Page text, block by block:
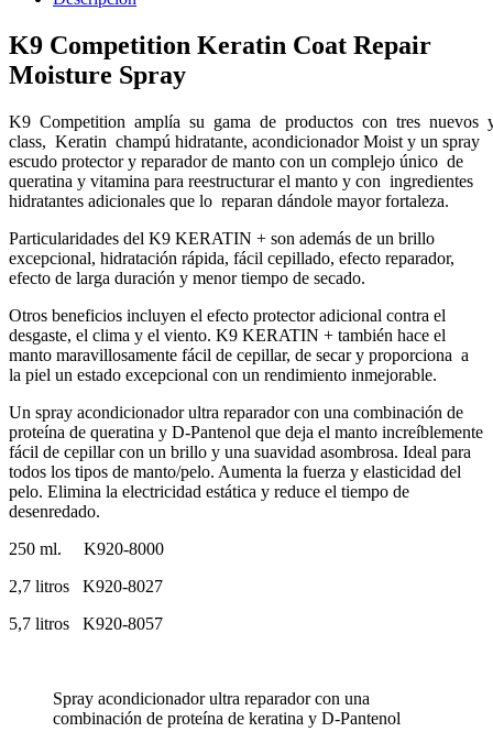
K9 Competition Keratin Coat Repair
Moisture Spray
K9 Competition amplía su gama de productos con tres nuevos
class, Keratin champú hidratante, acondicionador Moist y un spray
escudo protector y reparador de manto con un complejo único de
queratina y vitamina para reestructurar el manto y con ingredientes
hidratantes adicionales que lo reparan dándole mayor fortaleza.
Particularidades del K9 KERATIN + son además de un brillo
excepcional, hidratación rápida, fácil cepillado, efecto reparador,
efecto de larga duración y menor tiempo de secado.
Otros beneficios incluyen el efecto protector adicional contra el
desgaste, el clima y el viento. K9 KERATIN + también hace el
manto maravillosamente fácil de cepillar, de secar y proporciona a
la piel un estado excepcional con un rendimiento inmejorable.
Un spray acondicionador ultra reparador con una combinación de
proteína de queratina y D-Pantenol que deja el manto increíblemente
fácil de cepillar con un brillo y una suavidad asombrosa. Ideal para
todos los tipos de manto/pelo. Aumenta la fuerza y elasticidad del
pelo. Elimina la electricidad estática y reduce el tiempo de
desenredado.
250 ml. K920-8000
2,7 litros K920-8027
5,7 litros K920-8057
Spray acondicionador ultra reparador con una
combinación de proteína de keratina y D-Pantenol